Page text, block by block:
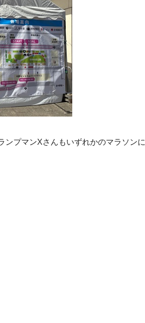
ンプマンXさんもいずれかのマラソンに